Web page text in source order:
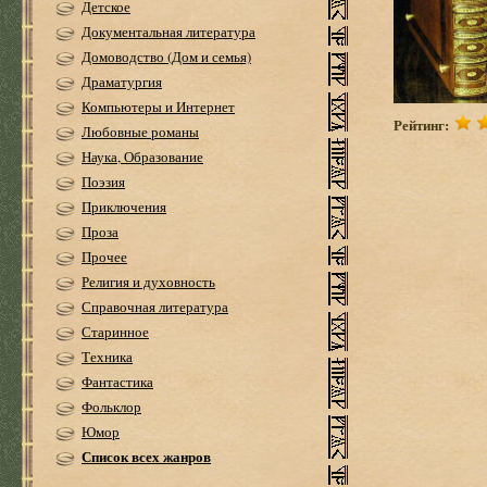
Детское
Документальная литература
Домоводство (Дом и семья)
Драматургия
Компьютеры и Интернет
Любовные романы
Наука, Образование
Поэзия
Приключения
Проза
Прочее
Религия и духовность
Справочная литература
Старинное
Техника
Фантастика
Фольклор
Юмор
Список всех жанров
Рейтинг: